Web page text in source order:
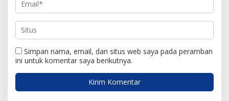
Simpan nama, email, dan situs web saya pada peramban
ini untuk komentar saya berikutnya.